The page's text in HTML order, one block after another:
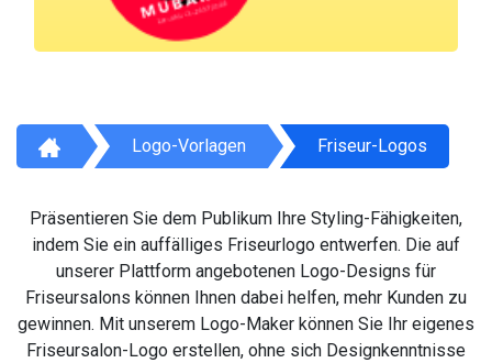
Logo-Vorlagen Friseur-Logos
Präsentieren Sie dem Publikum Ihre Styling-Fähigkeiten,
indem Sie ein auffälliges Friseurlogo entwerfen. Die auf
unserer Plattform angebotenen Logo-Designs für
Friseursalons können Ihnen dabei helfen, mehr Kunden zu
gewinnen. Mit unserem Logo-Maker können Sie Ihr eigenes
Friseursalon-Logo erstellen, ohne sich Designkenntnisse